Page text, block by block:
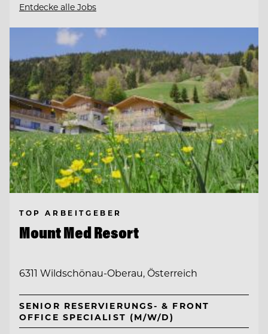
Entdecke alle Jobs
TOP ARBEITGEBER
Mount Med Resort
6311 Wildschönau-Oberau, Österreich
SENIOR RESERVIERUNGS- & FRONT
OFFICE SPECIALIST (M/W/D)